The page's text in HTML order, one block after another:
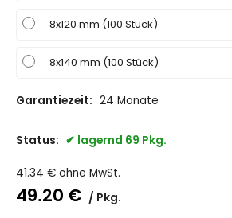
8x120 mm (100 Stück)
8x140 mm (100 Stück)
Garantiezeit: 24 Monate
Status: lagernd 69 Pkg.
41.34 € ohne MwSt.
49.20 € Pkg.